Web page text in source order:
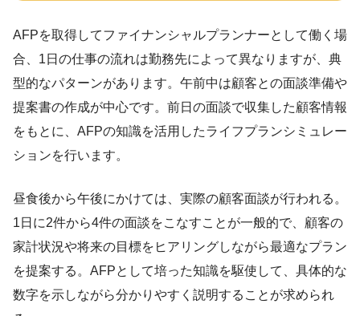
AFPを取得してファイナンシャルプランナーとして働く場
合、1日の仕事の流れは勤務先によって異なりますが、典
型的なパターンがあります。午前中は顧客との面談準備や
提案書の作成が中心です。前日の面談で収集した顧客情報
をもとに、AFPの知識を活用したライフプランシミュレー
ションを行います。
昼食後から午後にかけては、実際の顧客面談が行われる。
1日に2件から4件の面談をこなすことが一般的で、顧客の
家計状況や将来の目標をヒアリングしながら最適なプラン
を提案する。AFPとして培った知識を駆使して、具体的な
数字を示しながら分かりやすく説明することが求められ